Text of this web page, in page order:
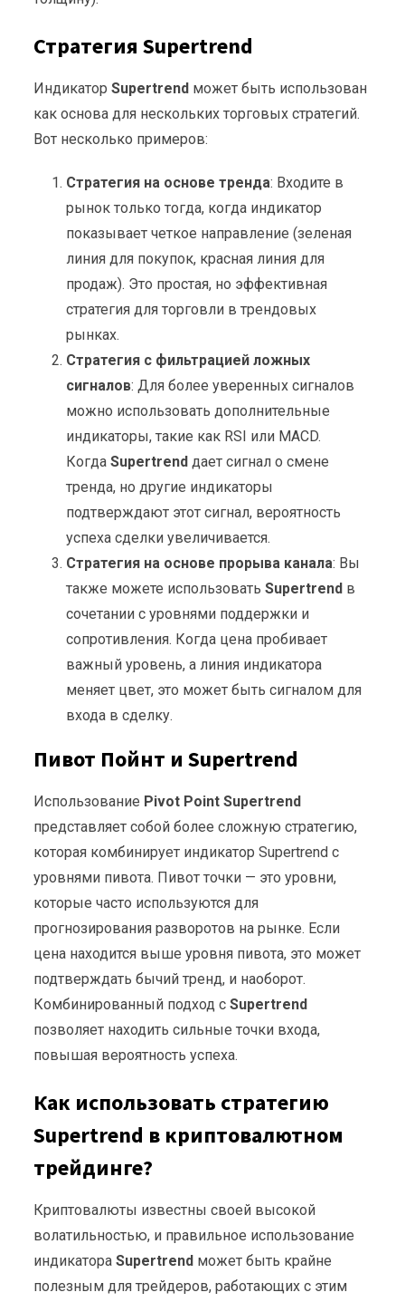
Стратегия Supertrend
Индикатор Supertrend может быть использован
как основа для нескольких торговых стратегий.
Вот несколько примеров:
Стратегия на основе тренда: Входите в
рынок только тогда, когда индикатор
показывает четкое направление (зеленая
линия для покупок, красная линия для
продаж). Это простая, но эффективная
стратегия для торговли в трендовых
рынках.
Стратегия с фильтрацией ложных
сигналов: Для более уверенных сигналов
можно использовать дополнительные
индикаторы, такие как RSI или MACD.
Когда Supertrend дает сигнал о смене
тренда, но другие индикаторы
подтверждают этот сигнал, вероятность
успеха сделки увеличивается.
Стратегия на основе прорыва канала: Вы
также можете использовать Supertrend в
сочетании с уровнями поддержки и
сопротивления. Когда цена пробивает
важный уровень, а линия индикатора
меняет цвет, это может быть сигналом для
входа в сделку.
Пивот Пойнт и Supertrend
Использование Pivot Point Supertrend
представляет собой более сложную стратегию,
которая комбинирует индикатор Supertrend с
уровнями пивота. Пивот точки — это уровни,
которые часто используются для
прогнозирования разворотов на рынке. Если
цена находится выше уровня пивота, это может
подтверждать бычий тренд, и наоборот.
Комбинированный подход с Supertrend
позволяет находить сильные точки входа,
повышая вероятность успеха.
Как использовать стратегию
Supertrend в криптовалютном
трейдинге?
Криптовалюты известны своей высокой
волатильностью, и правильное использование
индикатора Supertrend может быть крайне
полезным для трейдеров, работающих с этим